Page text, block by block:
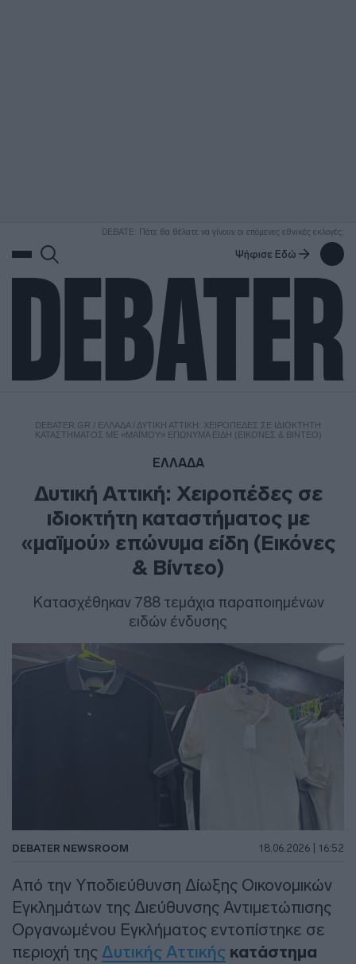
DEBATE: Πότε θα θέλατε να γίνουν οι επόμενες εθνικές εκλογές;
Ψήφισε Εδώ
DEBATER.GR / ΕΛΛΑΔΑ/ ΔΥΤΙΚΉ ΑΤΤΙΚΉ: ΧΕΙΡΟΠΈΔΕΣ ΣΕ ΙΔΙΟΚΤΉΤΗ
ΚΑΤΑΣΤΉΜΑΤΟΣ ΜΕ «ΜΑΪΜΟΎ» ΕΠΏΝΥΜΑ ΕΊΔΗ (ΕΙΚΌΝΕΣ & ΒΊΝΤΕΟ)
ΕΛΛΑΔΑ
Δυτική Αττική: Χειροπέδες σε
ιδιοκτήτη καταστήματος με
«μαϊμού» επώνυμα είδη (Εικόνες
& Βίντεο)
Κατασχέθηκαν 788 τεμάχια παραποιημένων
ειδών ένδυσης
DEBATER NEWSROOM 18.06.2026 | 16:52
Από την Υποδιεύθυνση Δίωξης Οικονομικών
Εγκλημάτων της Διεύθυνσης Αντιμετώπισης
Οργανωμένου Εγκλήματος εντοπίστηκε σε
περιοχή της Δυτικής Αττικής κατάστημα